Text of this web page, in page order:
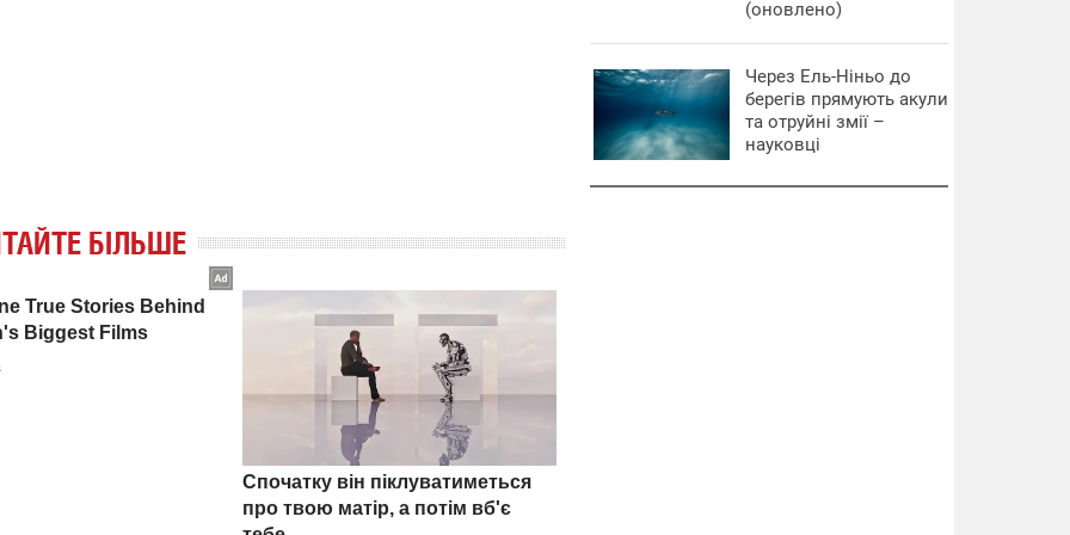
БІЛЬШЕ
(оновлено)
Через Ель-Ніньо до
берегів прямують акули
та отруйні змії –
науковці